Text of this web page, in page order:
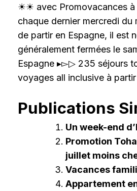
☀☀ avec Promovacances à
chaque dernier mercredi du
de partir en Espagne, il est
généralement fermées le
Espagne ▸▻▷ 235 séjours
voyages all inclusive à
Publications
Un week-end
Promotion
juillet moins
Vacances
Appartement